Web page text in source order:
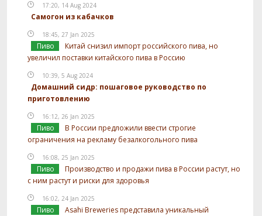
17:20, 14 Aug 2024
Самогон из кабачков
18:45, 27 Jan 2025
Пиво
Китай снизил импорт российского пива, но
увеличил поставки китайского пива в Россию
10:39, 5 Aug 2024
Домашний сидр: пошаговое руководство по
приготовлению
16:12, 26 Jan 2025
Пиво
В России предложили ввести строгие
ограничения на рекламу безалкогольного пива
16:08, 25 Jan 2025
Пиво
Производство и продажи пива в России растут, но
с ним растут и риски для здоровья
16:02, 24 Jan 2025
Пиво Asahi Breweries представила уникальный